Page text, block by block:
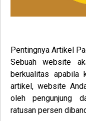
Pentingnya Artikel
Sebuah website
berkualitas apabila
artikel, website
oleh pengunjung
ratusan persen